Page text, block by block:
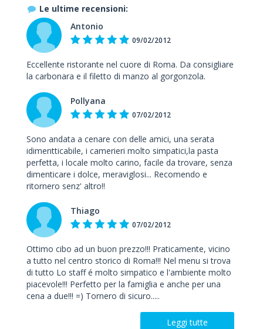
Le ultime recensioni:
Antonio
09/02/2012
Eccellente ristorante nel cuore di Roma. Da consigliare
la carbonara e il filetto di manzo al gorgonzola.
Pollyana
07/02/2012
Sono andata a cenare con delle amici, una serata
idimentticabile, i camerieri molto simpatici,la pasta
perfetta, i locale molto carino, facile da trovare, senza
dimenticare i dolce, meraviglosi... Recomendo e
ritornero senz' altro!!
Thiago
07/02/2012
Ottimo cibo ad un buon prezzo!!! Praticamente, vicino
a tutto nel centro storico di Roma!!! Nel menu si trova
di tutto Lo staff é molto simpatico e l'ambiente molto
piacevole!!! Perfetto per la famiglia e anche per una
cena a due!!! =) Tornero di sicuro.....
Leggi tutte